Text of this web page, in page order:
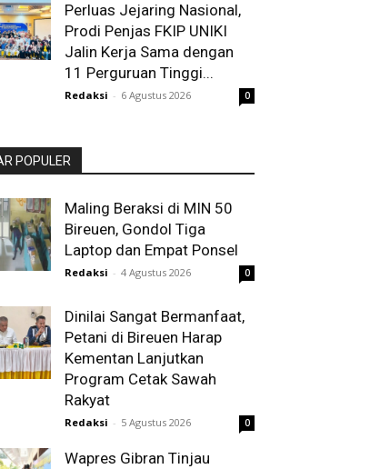
Perluas Jejaring Nasional,
Prodi Penjas FKIP UNIKI
Jalin Kerja Sama dengan
11 Perguruan Tinggi...
Redaksi - 6 Agustus 2026 0
POPULER
Maling Beraksi di MIN 50
Bireuen, Gondol Tiga
Laptop dan Empat Ponsel
Redaksi - 4 Agustus 2026 0
Dinilai Sangat Bermanfaat,
Petani di Bireuen Harap
Kementan Lanjutkan
Program Cetak Sawah
Rakyat
Redaksi - 5 Agustus 2026 0
Wapres Gibran Tinjau